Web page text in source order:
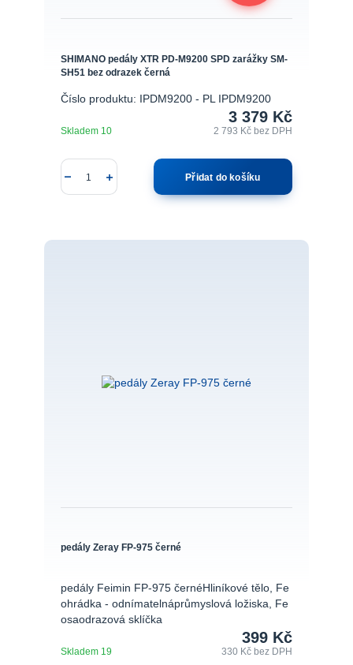
SHIMANO pedály XTR PD-M9200 SPD zarážky SM-
SH51 bez odrazek černá
Číslo produktu: IPDM9200 - PL IPDM9200
3 379 Kč
2 793 Kč bez DPH
Skladem 10
Přidat do košíku
pedály Zeray FP-975 černé
pedály Feimin FP-975 černéHliníkové tělo, Fe
ohrádka - odnímatelnáprůmyslová ložiska, Fe
osaodrazová sklíčka
399 Kč
330 Kčbez DPH
Skladem 19